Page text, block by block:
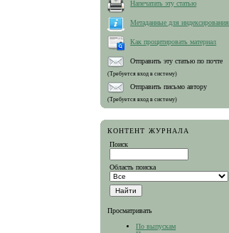
Напечатать эту статью
Метаданные для индексирования
Как процитировать материал
Отправить эту статью по почте
(Требуется вход в систему)
Отправить письмо автору
(Требуется вход в систему)
КОНТЕНТ ЖУРНАЛА
Поиск
Область поиска
Просматривать
По выпускам